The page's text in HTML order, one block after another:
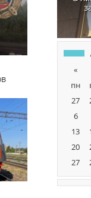
«
пн
27
6
13
20
27